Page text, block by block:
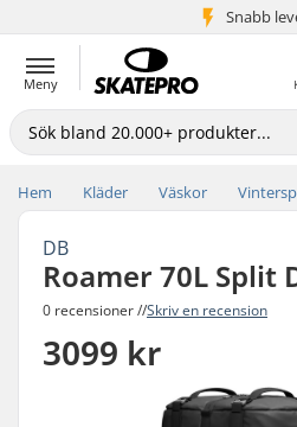
Snabb
5+ milj.
Meny
Hem Kläder Väskor
DB
Roamer 70L Split
0 recensioner //Skriv en recension
3099 kr